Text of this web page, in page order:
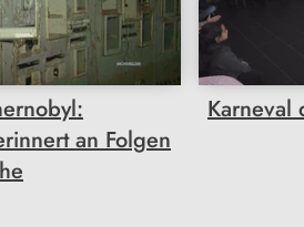
an Folgen
Karneval